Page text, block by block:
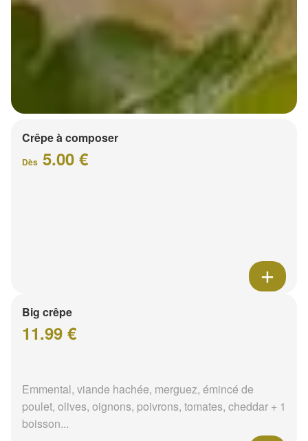
Crêpe à composer
Dès 5.00 €
Big crêpe
11.99 €
Emmental, viande hachée, merguez, émincé de
poulet, olives, oignons, poivrons, tomates, cheddar + 1
boisson...